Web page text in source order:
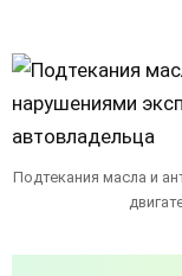
Подтекания масла и